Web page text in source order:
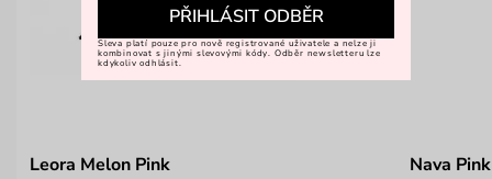
Leora Melon Pink Nava Pink
PŘIHLÁSIT ODBĚR
Sleva platí pouze pro nově registrované uživatele a nelze ji
kombinovat s jinými slevovými kódy. Odběr newsletteru lze
kdykoliv odhlásit.